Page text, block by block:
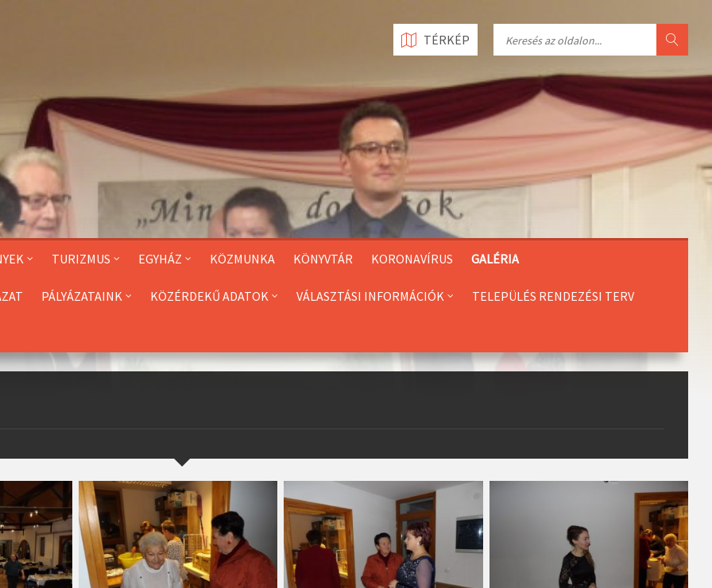
TURIZMUS EGYHÁZ KÖZMUNKA KÖNYVTÁR KORONAVÍRUS GALÉRIA
PÁLYÁZATAINK KÖZÉRDEKŰ ADATOK VÁLASZTÁSI INFORMÁCIÓK TELEPÜLÉS RENDEZÉSI TERV
TÉRKÉP